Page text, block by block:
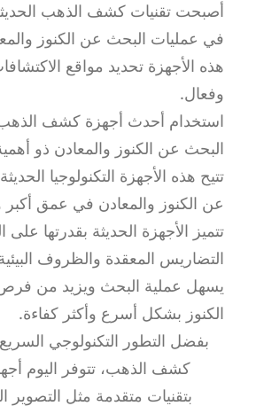
أصبحت تقنيات كشف الذهب
في عمليات البحث عن الكنوز
هذه الأجهزة تحديد مواقع
وفعال.
استخدام أحدث أجهزة كشف
البحث عن الكنوز والمعادن ذو
تتيح هذه الأجهزة التكنولوجيا
عن الكنوز والمعادن في عمق أكبر
تتميز الأجهزة الحديثة بقدرتها على
التضاريس المعقدة والظروف
يسهل عملية البحث ويزيد من
الكنوز بشكل أسرع وأكثر كفاءة.
بفضل التطور التكنولوجي
كشف الذهب، تتوفر اليوم
بتقنيات متقدمة مثل التصوير